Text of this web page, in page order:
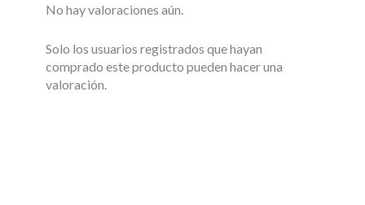
No hay valoraciones aún.
Solo los usuarios registrados que hayan
comprado este producto pueden hacer una
valoración.